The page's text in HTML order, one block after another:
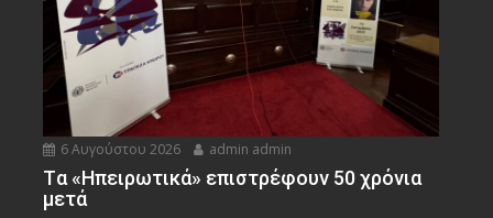
6 Αυγούστου 2026 admin admin
Tα «Ηπειρωτικά» επιστρέφουν 50 χρόνια
μετά